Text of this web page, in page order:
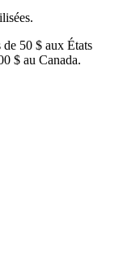
50 $ aux États
$ au Canada.